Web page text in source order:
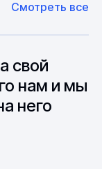
и
Смотреть все
свой
нам и мы
него